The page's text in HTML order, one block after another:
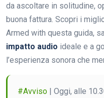
da ascoltare in solitudine,
buona fattura. Scopri i
Armed with questa guida,
impatto audio ideale e a
l’esperienza sonora che
#Avviso | Oggi, alle